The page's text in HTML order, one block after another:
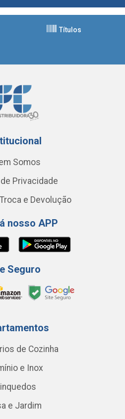
Títulos
Somos
Privacidade
e Devolução
nosso APP
Seguro
de Cozinha
e Inox
e Jardim